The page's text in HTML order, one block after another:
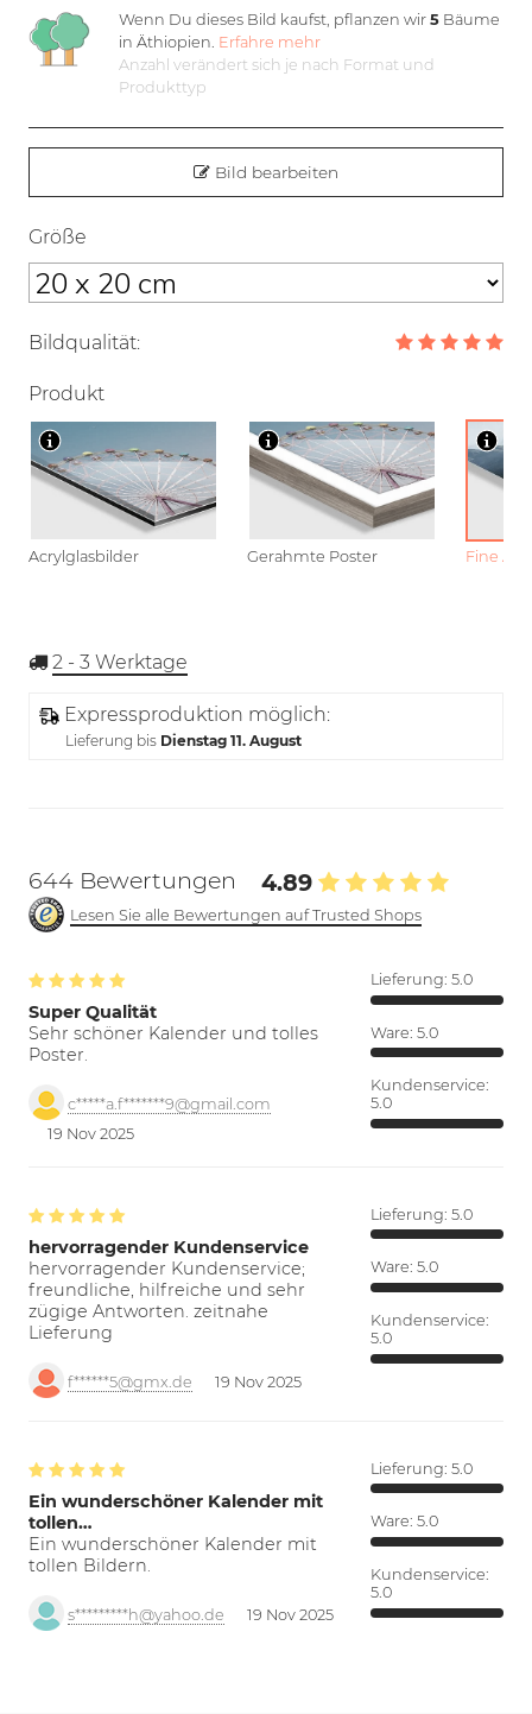
Wenn Du dieses Bild kaufst, pflanzen wir5 Bäume
in Äthiopien. Erfahre mehr
Anzahl verändert sich je nach Format und
Produkttyp
Bild bearbeiten
Größe
Bildqualität:
Produkt
Acrylglasbilder Gerahmte Poster Fine Art
2 - 3 Werktage
Expressproduktion möglich:
Lieferung bis Dienstag 11. August
644 Bewertungen 4.89
Lesen Sie alle Bewertungen auf Trusted Shops
Super Qualität
Sehr schöner Kalender und tolles
Poster.
c*****a.f*******9@gmail.com
19 Nov 2025
Lieferung: 5.0
Ware: 5.0
Kundenservice:
5.0
hervorragender Kundenservice
hervorragender Kundenservice;
freundliche, hilfreiche und sehr
zügige Antworten. zeitnahe
Lieferung
f******5@gmx.de 19 Nov 2025
Lieferung: 5.0
Ware: 5.0
Kundenservice:
5.0
Ein wunderschöner Kalender mit
tollen…
Ein wunderschöner Kalender mit
tollen Bildern.
s*********h@yahoo.de 19 Nov 2025
Lieferung: 5.0
Ware: 5.0
Kundenservice:
5.0